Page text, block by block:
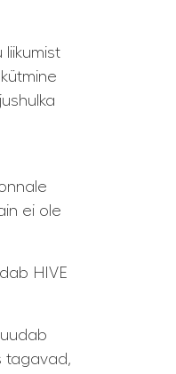
ei ole
HIVE
tagavad,